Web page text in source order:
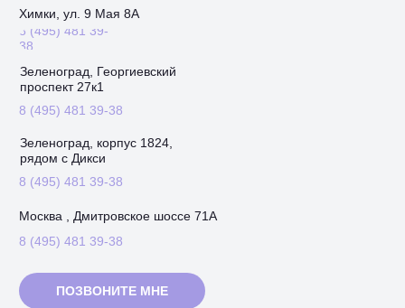
Москва , Дмитровское шоссе 71А
8 (495) 481 39-38
ПОЗВОНИТЕ МНЕ
8 (495) 481 39-38
Зеленоград, Георгиевский
проспект 27к1
8 (495) 481 39-38
Зеленоград, корпус 1824,
рядом с Дикси
8 (495) 481 39-
38
Химки, ул. 9 Мая 8А